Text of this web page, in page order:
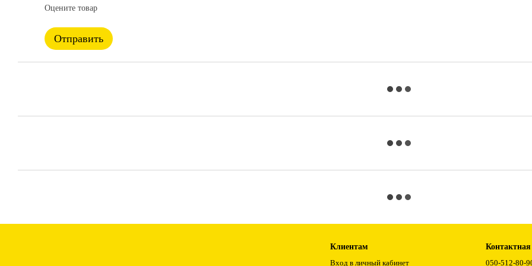
Оцените товар
Отправить
Клиентам
Вход в личный кабинет
050-512-80-